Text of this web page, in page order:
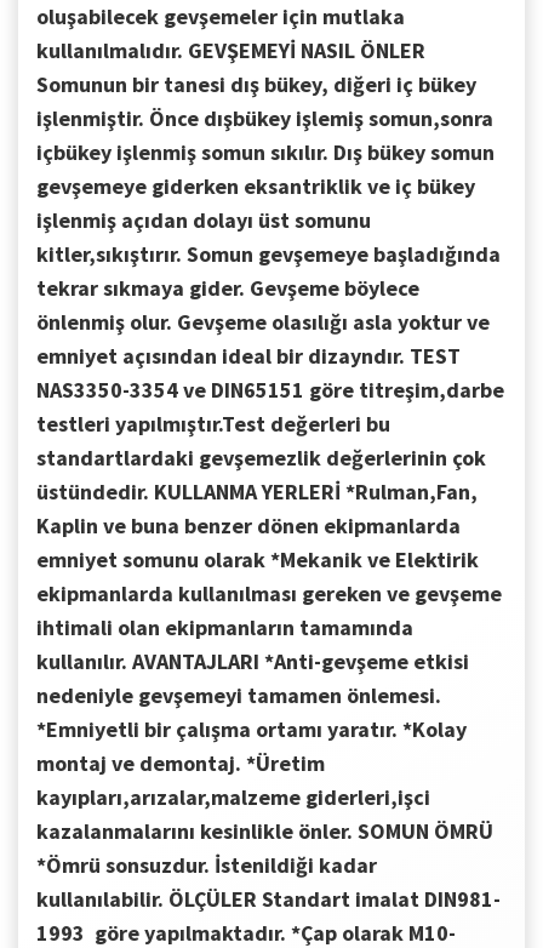
oluşabilecek gevşemeler için mutlaka
kullanılmalıdır. GEVŞEMEYİ NASIL ÖNLER
Somunun bir tanesi dış bükey, diğeri iç bükey
işlenmiştir. Önce dışbükey işlemiş somun,sonra
içbükey işlenmiş somun sıkılır. Dış bükey somun
gevşemeye giderken eksantriklik ve iç bükey
işlenmiş açıdan dolayı üst somunu
kitler,sıkıştırır. Somun gevşemeye başladığında
tekrar sıkmaya gider. Gevşeme böylece
önlenmiş olur. Gevşeme olasılığı asla yoktur ve
emniyet açısından ideal bir dizayndır. TEST
NAS3350-3354 ve DIN65151 göre titreşim,darbe
testleri yapılmıştır.Test değerleri bu
standartlardaki gevşemezlik değerlerinin çok
üstündedir. KULLANMA YERLERİ*Rulman,Fan,
Kaplin ve buna benzer dönen ekipmanlarda
emniyet somunu olarak*Mekanik ve Elektirik
ekipmanlarda kullanılması gereken ve gevşeme
ihtimali olan ekipmanların tamamında
kullanılır. AVANTAJLARI *Anti-gevşeme etkisi
nedeniyle gevşemeyi tamamen önlemesi.
*Emniyetli bir çalışma ortamı yaratır. *Kolay
montaj ve demontaj. *Üretim
kayıpları,arızalar,malzeme giderleri,işci
kazalanmalarını kesinlikle önler. SOMUN ÖMRÜ
*Ömrü sonsuzdur. İstenildiği kadar
kullanılabilir. ÖLÇÜLER Standart imalat DIN981-
1993 göre yapılmaktadır. *Çap olarak M10-